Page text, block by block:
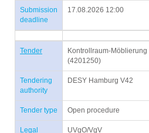
Submission
deadline
17.08.2026 12:00
Tender
Kontrollraum-
(4201250)
Tendering
authority
DESY Hamburg V42
Tender type Open procedure
Legal
UVgO/VgV